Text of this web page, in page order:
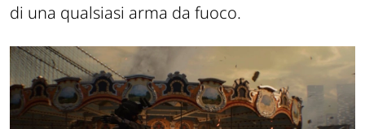
di una qualsiasi arma da fuoco.